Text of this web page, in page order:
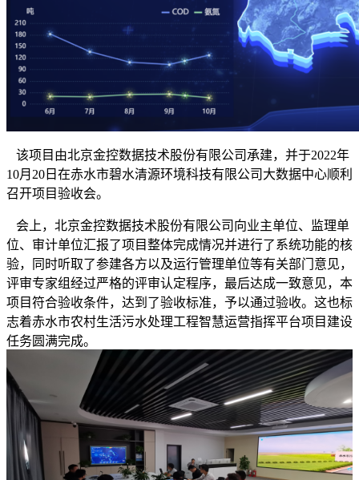
该项目由北京金控数据技术股份有限公司承建，并于2022年
10月20日在赤水市碧水清源环境科技有限公司大数据中心顺利
召开项目验收会。
会上，北京金控数据技术股份有限公司向业主单位、监理单
位、审计单位汇报了项目整体完成情况并进行了系统功能的核
验，同时听取了参建各方以及运行管理单位等有关部门意见，
评审专家组经过严格的评审认定程序，最后达成一致意见，本
项目符合验收条件，达到了验收标准，予以通过验收。这也标
志着赤水市农村生活污水处理工程智慧运营指挥平台项目建设
任务圆满完成。